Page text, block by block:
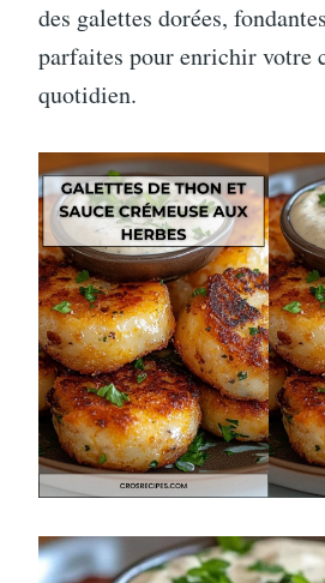
des galettes dorées,
parfaites pour enrichir votre
quotidien.